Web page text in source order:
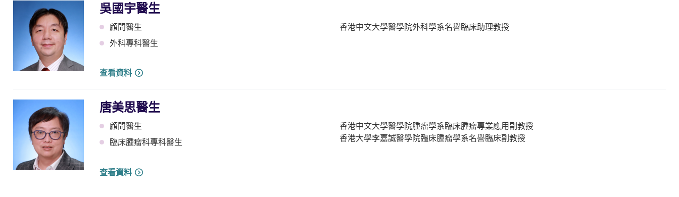
吳國宇醫生
顧問醫生
外科專科醫生
香港中文大學醫學院外科學系名譽臨床助理教授
查看資料
唐美思醫生
顧問醫生
臨床腫瘤科專科醫生
香港中文大學醫學院腫瘤學系臨床腫瘤專業應用副教授
香港大學李嘉誠醫學院臨床腫瘤學系名譽臨床副教授
查看資料